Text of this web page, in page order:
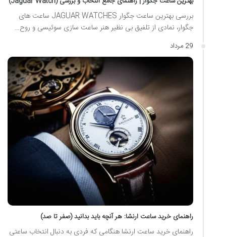
بررسی بهترین ساعت جگوار JAGUAR WATCHES ساعت های
جگوار، نمادی از تلفیق بی نظیر هنر ساعت سازی سوئیسی و روح…
29 مرداد
راهنمای خرید ساعت ارنشا: هر آنچه باید بدانید (صفر تا صد)
راهنمای خرید ساعت ارنشا هنگامی که فردی به دنبال انتخاب ساعتی